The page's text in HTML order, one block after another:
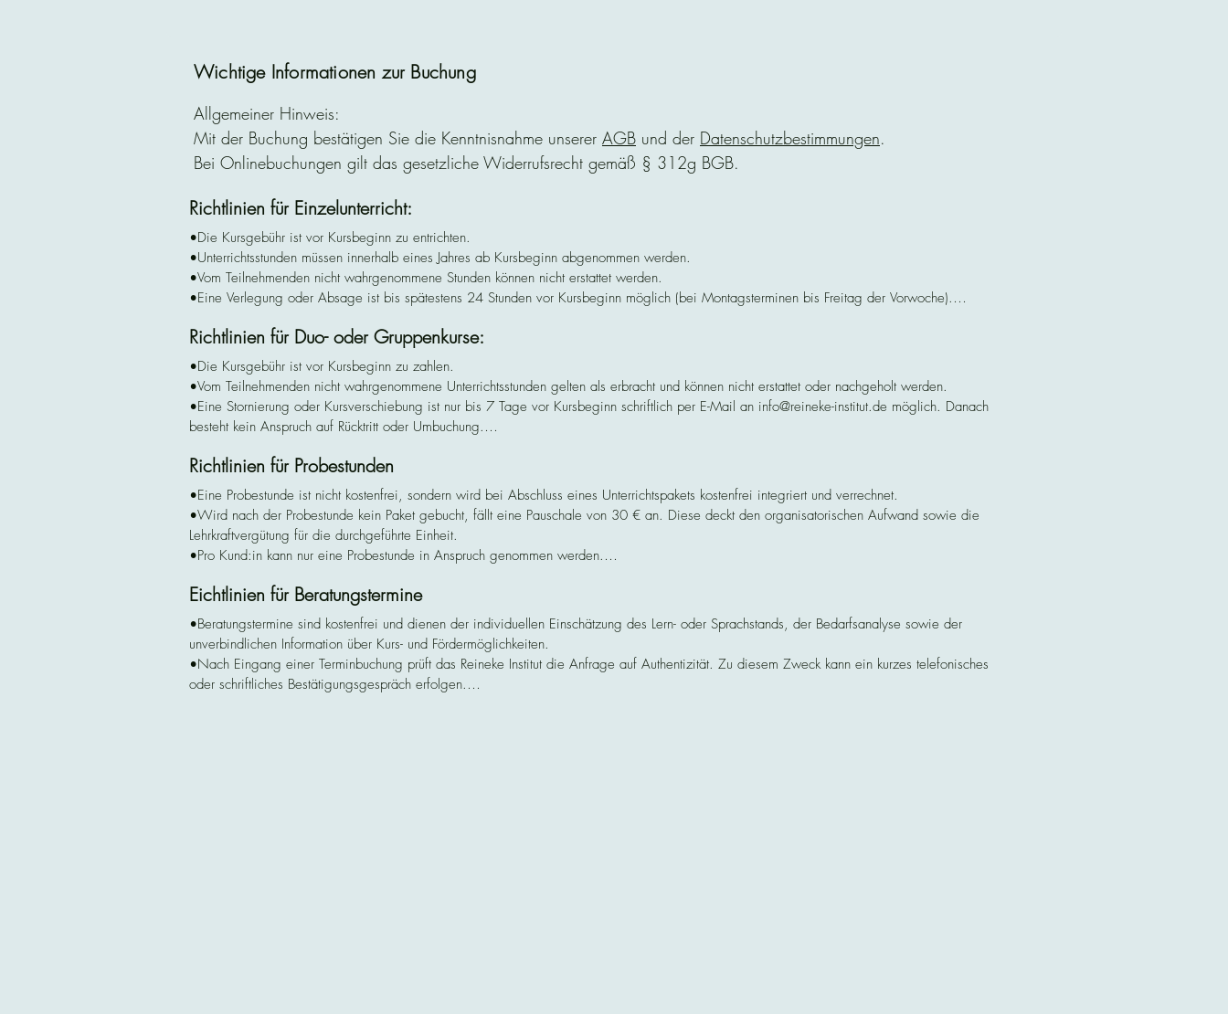
Wichtige Informationen zur Buchung
Allgemeiner Hinweis:
Mit der Buchung bestätigen Sie die Kenntnisnahme unserer AGB und der Datenschutzbestimmungen.
Bei Onlinebuchungen gilt das gesetzliche Widerrufsrecht gemäß § 312g BGB.
Richtlinien für Einzelunterricht:
•Die Kursgebühr ist vor Kursbeginn zu entrichten.
•Unterrichtsstunden müssen innerhalb eines Jahres ab Kursbeginn abgenommen werden.
•Vom Teilnehmenden nicht wahrgenommene Stunden können nicht erstattet werden.
•Eine Verlegung oder Absage ist bis spätestens 24 Stunden vor Kursbeginn möglich (bei Montagsterminen bis Freitag der Vorwoche).
•Ansprechpartner ist ausschließlich die Verwaltung des Reineke Instituts (E-Mail: info@reineke-institut.de).
•Rücktritt, Stornierung oder Kursverschiebung sind nur im Einzelunterricht möglich.
Richtlinien für Duo- oder Gruppenkurse:
•Die Kursgebühr ist vor Kursbeginn zu zahlen.
•Vom Teilnehmenden nicht wahrgenommene Unterrichtsstunden gelten als erbracht und können nicht erstattet oder nachgeholt werden.
•Eine Stornierung oder Kursverschiebung ist nur bis 7 Tage vor Kursbeginn schriftlich per E-Mail an info@reineke-institut.de möglich. Danach
besteht kein Anspruch auf Rücktritt oder Umbuchung.
Richtlinien für Probestunden
•Eine Probestunde ist nicht kostenfrei, sondern wird bei Abschluss eines Unterrichtspakets kostenfrei integriert und verrechnet.
•Wird nach der Probestunde kein Paket gebucht, fällt eine Pauschale von 30 € an. Diese deckt den organisatorischen Aufwand sowie die
Lehrkraftvergütung für die durchgeführte Einheit.
•Pro Kund:in kann nur eine Probestunde in Anspruch genommen werden.
•Die Bezahlung erfolgt nachträglich per Rechnung oder im Institut vor Ort.
•Eine Erstattung bei Nichterscheinen ist ausgeschlossen.
Eichtlinien für Beratungstermine
•Beratungstermine sind kostenfrei und dienen der individuellen Einschätzung des Lern- oder Sprachstands, der Bedarfsanalyse sowie der
unverbindlichen Information über Kurs- und Fördermöglichkeiten.
•Nach Eingang einer Terminbuchung prüft das Reineke Institut die Anfrage auf Authentizität. Zu diesem Zweck kann ein kurzes telefonisches
oder schriftliches Bestätigungsgespräch erfolgen.